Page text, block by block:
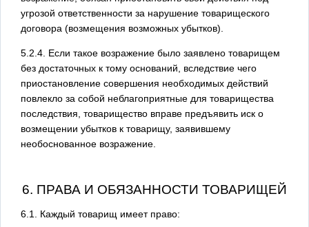
угрозой ответственности за нарушение товарищеского
договора (возмещения возможных убытков).
5.2.4. Если такое возражение было заявлено товарищем
без достаточных к тому оснований, вследствие чего
приостановление совершения необходимых действий
повлекло за собой неблагоприятные для товарищества
последствия, товарищество вправе предъявить иск о
возмещении убытков к товарищу, заявившему
необоснованное возражение.
6. ПРАВА И ОБЯЗАННОСТИ ТОВАРИЩЕЙ
6.1. Каждый товарищ имеет право: